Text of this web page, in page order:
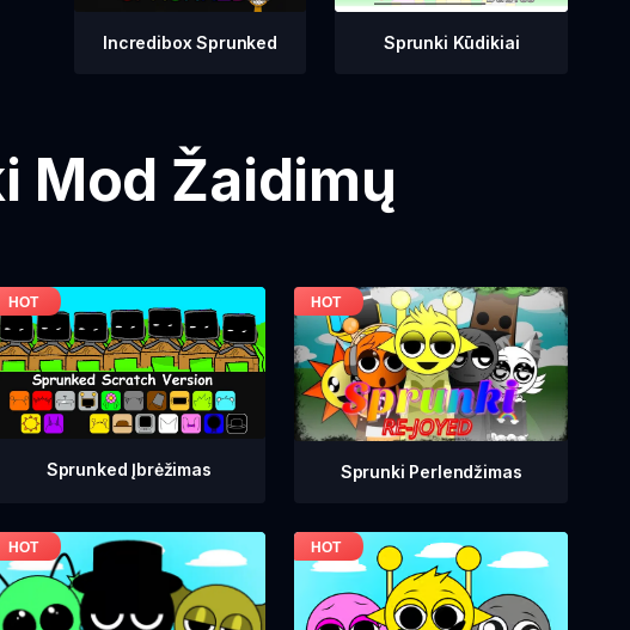
Incredibox Sprunked Sprunki Kūdikiai
Mod Žaidimų
Sprunked Įbrėžimas Sprunki Perlendžimas